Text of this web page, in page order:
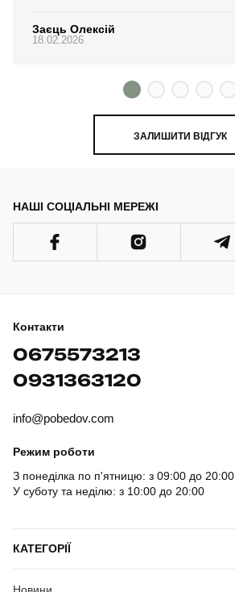
Заєць Олексій
18.02.2026
ЗАЛИШИТИ ВІДГУК
НАШІ СОЦІАЛЬНІ МЕРЕЖІ
Контакти
0675573213
0931363120
info@pobedov.com
Режим роботи
З понеділка по п'ятницю: з 09:00 до 20:00
У суботу та неділю: з 10:00 до 20:00
КАТЕГОРІЇ
Новини